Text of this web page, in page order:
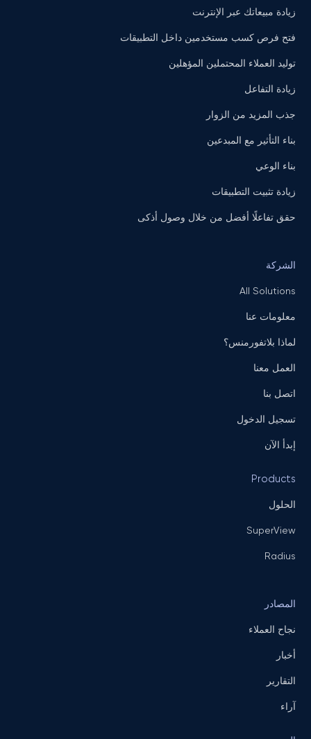
زيادة مبيعاتك عبر الإنترنت
فتح فرص كسب مستخدمين داخل التطبيقات
توليد العملاء المحتملين المؤهلين
زيادة التفاعل
جذب المزيد من الزوار
بناء التأثير مع المبدعين
بناء الوعي
زيادة تثبيت التطبيقات
حقق تفاعلًا أفضل من خلال وصول أذكى
الشركة
All Solutions
معلومات عنا
لماذا بلاتفورمنس؟
العمل معنا
اتصل بنا
تسجيل الدخول
إبدأ الآن
Products
الحلول
SuperView
Radius
المصادر
نجاح العملاء
أخبار
التقارير
آراء